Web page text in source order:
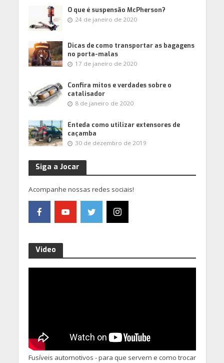
O que é suspensão McPherson?
24 de janeiro de 2020
Dicas de como transportar as bagagens
no porta-malas
17 de janeiro de 2020
Confira mitos e verdades sobre o
catalisador
8 de janeiro de 2020
Enteda como utilizar extensores de
caçamba
30 de dezembro de 2019
Siga a Jocar
Acompanhe nossas redes sociais!
Video
Fusíveis automotivos - para que servem e como trocar